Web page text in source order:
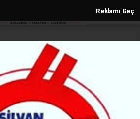
Reklamı Geç
yapacaklara uyarı!
Güncelleme: 03.08.2023 - 10:55
8598+ kez okundu.